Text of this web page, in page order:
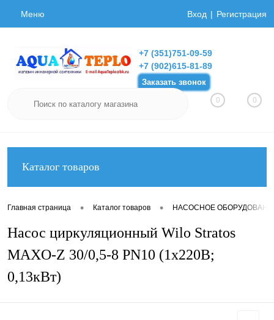
Меню Вход Регистрация
+7 (351)751-09-59
+7 (902)615-81-89
Заказать звонок
0 0
Каталог товаров
Главная страница • Каталог товаров • НАСОСНОЕ
Насос циркуляционный Wilo Stratos
MAXO-Z 30/0,5-8 PN10 (1х220В;
0,13кВт)